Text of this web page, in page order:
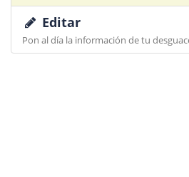
Editar
Pon al día la información de tu